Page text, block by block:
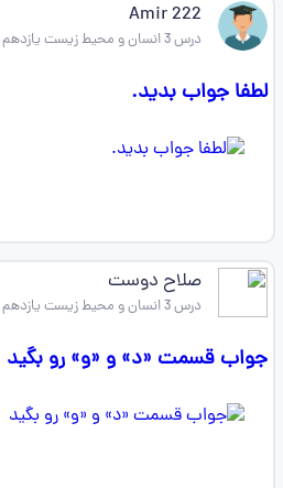
Amir 222
درس 3 انسان و محیط زیست یازدهم
لطفا جواب بدید.
صلاح دوست
درس 3 انسان و محیط زیست یازدهم
جواب قسمت «د» و «و» رو بگید